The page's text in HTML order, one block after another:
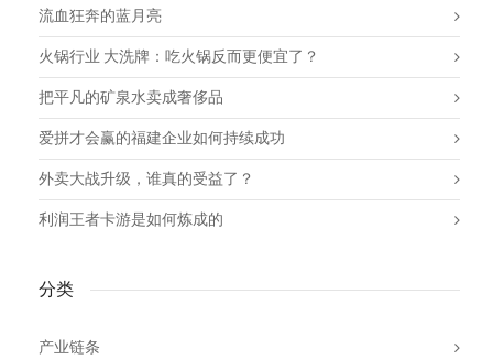
流血狂奔的蓝月亮
火锅行业 大洗牌：吃火锅反而更便宜了？
把平凡的矿泉水卖成奢侈品
爱拼才会赢的福建企业如何持续成功
外卖大战升级，谁真的受益了？
利润王者卡游是如何炼成的
分类
产业链条